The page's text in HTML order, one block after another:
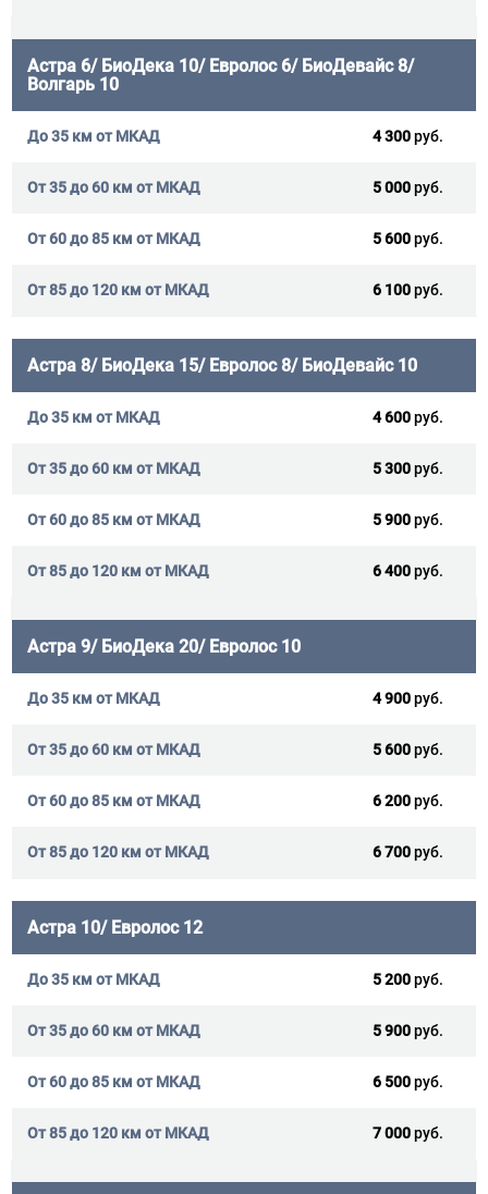
Астра 6/ БиоДека 10/ Евролос 6/ БиоДевайс 8/
Волгарь 10
4 300руб.
5 000руб.
5 600руб.
6 100руб.
Астра 8/ БиоДека 15/ Евролос 8/ БиоДевайс 10
4 600руб.
5 300руб.
5 900руб.
6 400руб.
Астра 9/ БиоДека 20/ Евролос 10
4 900руб.
5 600руб.
6 200руб.
6 700руб.
Астра 10/ Евролос 12
5 200руб.
5 900руб.
6 500руб.
7 000руб.